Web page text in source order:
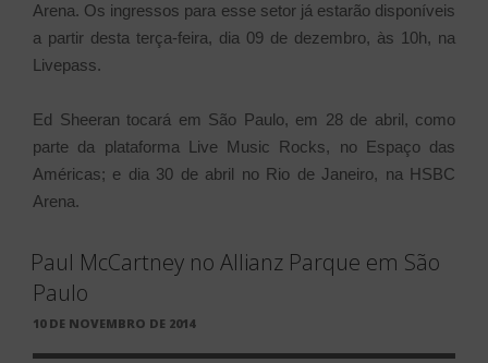
Arena. Os ingressos para esse setor já estarão disponíveis
a partir desta terça-feira, dia 09 de dezembro, às 10h, na
Livepass.
Ed Sheeran tocará em São Paulo, em 28 de abril, como
parte da plataforma Live Music Rocks, no Espaço das
Américas; e dia 30 de abril no Rio de Janeiro, na HSBC
Arena.
Paul McCartney no Allianz Parque em São
Paulo
PUBLICADO
10 DE NOVEMBRO DE 2014